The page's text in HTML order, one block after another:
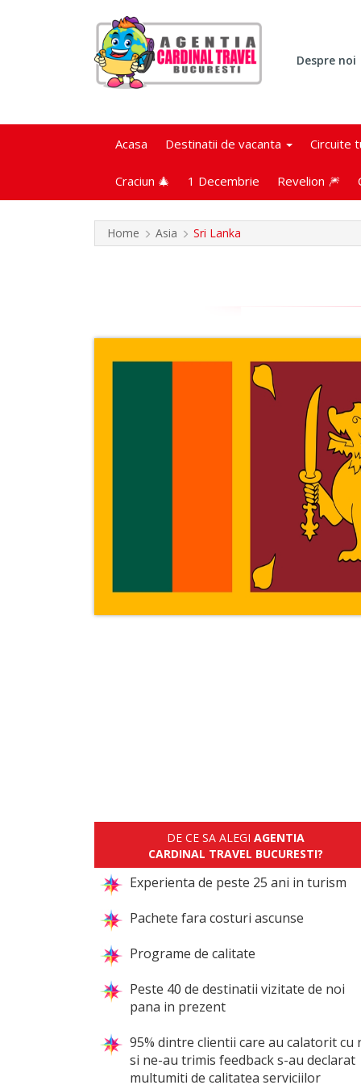
Despre noi
Acasa Destinatii de vacanta Circuite
Craciun 🎄 1 Decembrie Revelion 🎆
Home Asia Sri Lanka
DE CE SA ALEGI AGENTIA
CARDINAL TRAVEL BUCURESTI?
Experienta de peste 25 ani in turism
Pachete fara costuri ascunse
Programe de calitate
Peste 40 de destinatii vizitate de noi
pana in prezent
95% dintre clientii care au calatorit cu
si ne-au trimis feedback s-au declarat
multumiti de calitatea serviciilor